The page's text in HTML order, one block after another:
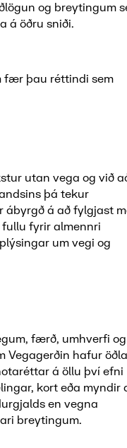
og breytingum
á öðru sniði.
fær þau réttindi sem
utan vega og við
þá tekur
ábyrgð á að fylgjast
fullu fyrir almennri
um vegi og
færð, umhverfi og
Vegagerðin hafur
á öllu því efni
kort eða myndir
en vegna
breytingum.